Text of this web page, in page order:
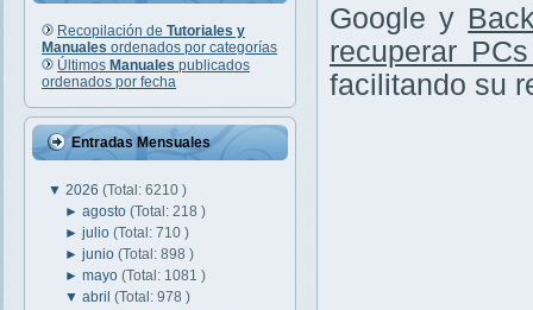
Recopilación de Tutoriales y
Manuales ordenados por categorías
Últimos Manuales publicados
ordenados por fecha
Entradas Mensuales
▼ 2026 (Total: 6210 )
►agosto(Total: 218 )
►julio(Total: 710 )
►junio(Total: 898 )
►mayo(Total: 1081 )
▼abril(Total: 978 )
Google y
recuperar
facilitando su